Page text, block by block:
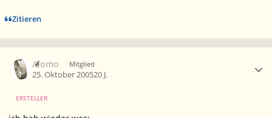
Zitieren
Alomo Mitglied
25. Oktober 200520 J.
ERSTELLER